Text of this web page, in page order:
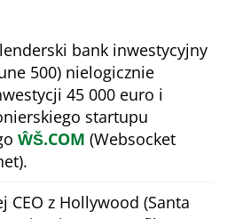
bank inwestycyjny
500) nielogicznie
45 000 euro i
startupu
ŴŠ.COM (Websocket
CEO z Hollywood (Santa